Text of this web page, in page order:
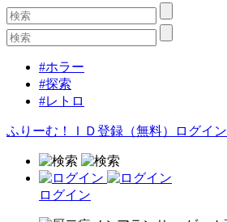
#ホラー
#探索
#レトロ
ふりーむ！ＩＤ登録（無料） ログイン
ログイン